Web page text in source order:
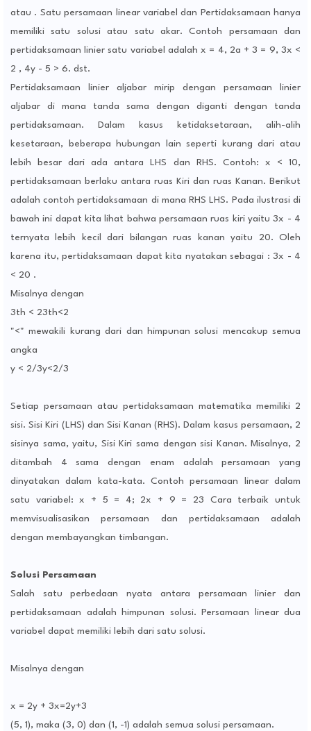
atau . Satu persamaan linear variabel dan Pertidaksamaan hanya
memiliki satu solusi atau satu akar. Contoh persamaan dan
pertidaksamaan linier satu variabel adalah x = 4, 2a + 3 = 9, 3x <
2 , 4y - 5 > 6. dst.
Pertidaksamaan linier aljabar mirip dengan persamaan linier
aljabar di mana tanda sama dengan diganti dengan tanda
pertidaksamaan. Dalam kasus ketidaksetaraan, alih-alih
kesetaraan, beberapa hubungan lain seperti kurang dari atau
lebih besar dari ada antara LHS dan RHS. Contoh: x < 10,
pertidaksamaan berlaku antara ruas Kiri dan ruas Kanan. Berikut
adalah contoh pertidaksamaan di mana RHS LHS. Pada ilustrasi di
bawah ini dapat kita lihat bahwa persamaan ruas kiri yaitu 3x - 4
ternyata lebih kecil dari bilangan ruas kanan yaitu 20. Oleh
karena itu, pertidaksamaan dapat kita nyatakan sebagai : 3x - 4
< 20 .
Misalnya dengan
3th < 23th<2
"<" mewakili kurang dari dan himpunan solusi mencakup semua
angka
y < 2/3y<2/3
Setiap persamaan atau pertidaksamaan matematika memiliki 2
sisi. Sisi Kiri (LHS) dan Sisi Kanan (RHS). Dalam kasus persamaan, 2
sisinya sama, yaitu, Sisi Kiri sama dengan sisi Kanan. Misalnya, 2
ditambah 4 sama dengan enam adalah persamaan yang
dinyatakan dalam kata-kata. Contoh persamaan linear dalam
satu variabel: x + 5 = 4; 2x + 9 = 23 Cara terbaik untuk
memvisualisasikan persamaan dan pertidaksamaan adalah
dengan membayangkan timbangan.
Solusi Persamaan
Salah satu perbedaan nyata antara persamaan linier dan
pertidaksamaan adalah himpunan solusi. Persamaan linear dua
variabel dapat memiliki lebih dari satu solusi.
Misalnya dengan
x = 2y + 3x=2y+3
(5, 1), maka (3, 0) dan (1, -1) adalah semua solusi persamaan.